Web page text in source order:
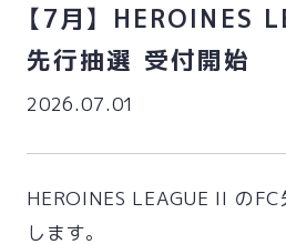
【7月】 HEROINES
先行抽選 受付開始
2026.07.01
HEROINES LEAGUE II の
します。